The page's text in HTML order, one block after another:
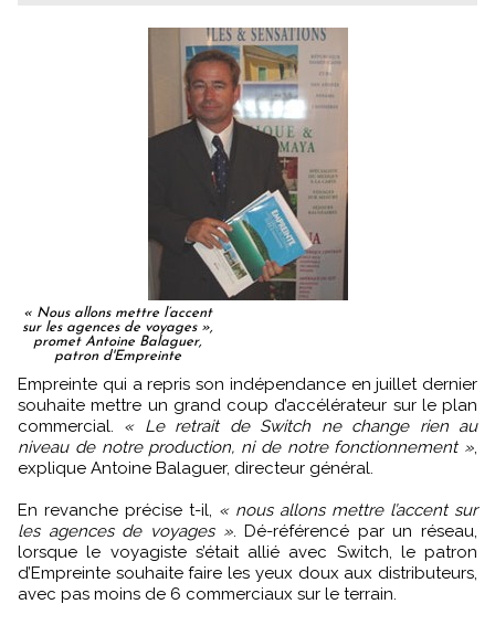
« Nous allons mettre l’accent
sur les agences de voyages »,
promet Antoine Balaguer,
patron d'Empreinte
Empreinte qui a repris son indépendance en juillet dernier
souhaite mettre un grand coup d’accélérateur sur le plan
commercial. « Le retrait de Switch ne change rien au
niveau de notre production, ni de notre fonctionnement »,
explique Antoine Balaguer, directeur général.
En revanche précise t-il, « nous allons mettre l’accent sur
les agences de voyages ». Dé-référencé par un réseau,
lorsque le voyagiste s’était allié avec Switch, le patron
d’Empreinte souhaite faire les yeux doux aux distributeurs,
avec pas moins de 6 commerciaux sur le terrain.